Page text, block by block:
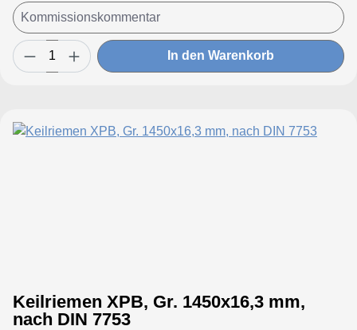
In den Warenkorb
Keilriemen XPB, Gr. 1450x16,3 mm,
nach DIN 7753